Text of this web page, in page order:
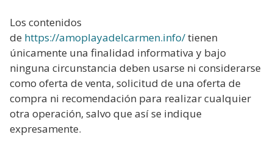
Los contenidos
de https://amoplayadelcarmen.info/tienen
únicamente una finalidad informativa y bajo
ninguna circunstancia deben usarse ni considerarse
como oferta de venta, solicitud de una oferta de
compra ni recomendación para realizar cualquier
otra operación, salvo que así se indique
expresamente.